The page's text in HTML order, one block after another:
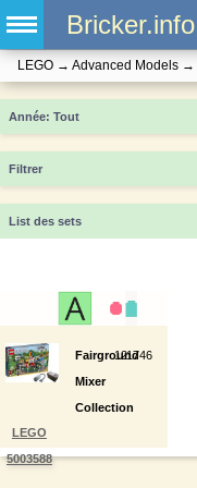
Bricker.info
LEGO → Advanced Models →
Année
Filtrer
List des sets
LEGO
5003588
Fairground
Mixer
Collection
121746